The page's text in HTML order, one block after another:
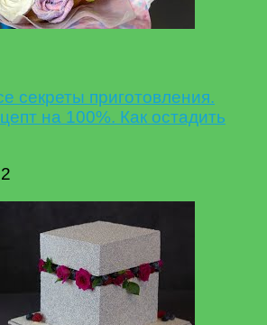
секреты приготовления.
на 100%. Как остадить